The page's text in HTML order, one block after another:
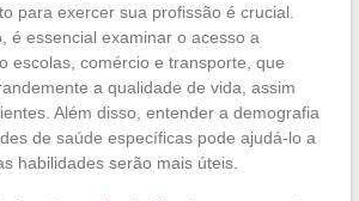
para exercer sua profissão é crucial.
é essencial examinar o acesso a
escolas, comércio e transporte, que
a qualidade de vida, assim
Além disso, entender a demografia
de saúde específicas pode ajudá-lo a
habilidades serão mais úteis.